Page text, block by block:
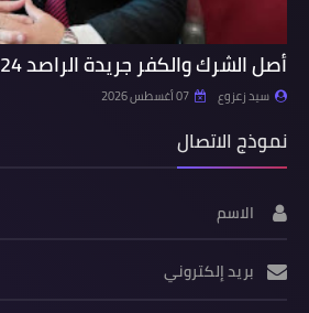
أصل الشرك والكفر جريدة الراصد 24
سيد زعزوع 07 أغسطس 2026
نموذج الاتصال
الاسم
بريد إلكتروني